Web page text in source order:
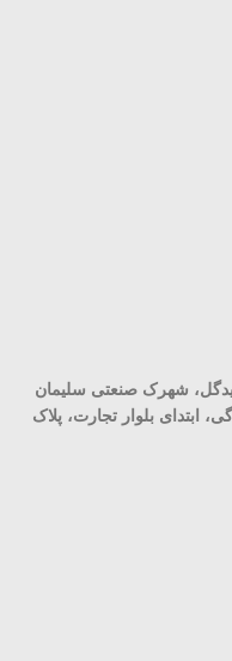
شهرک صنعتی سلیمان
ابتدای بلوار تجارت، پلاک